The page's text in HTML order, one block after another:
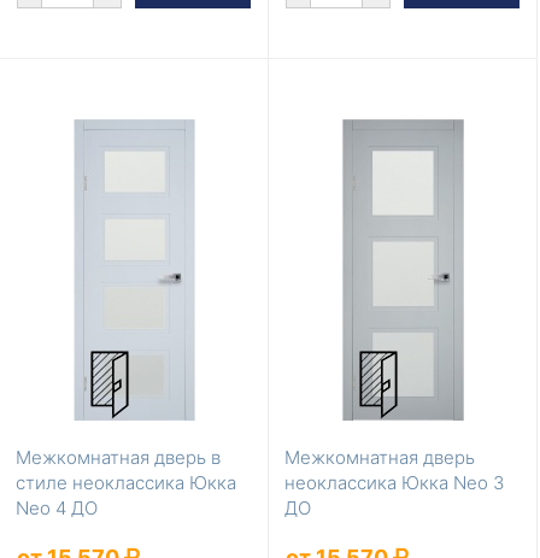
Межкомнатная дверь в
стиле неоклассика Юкка
Neo 4 ДО
Межкомнатная дверь
неоклассика Юкка Neo 3
ДО